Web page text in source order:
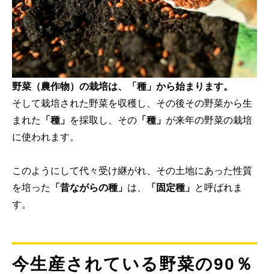
野菜（農作物）の栽培は、 「種」 から始まります。
そして栽培された野菜を収穫し、その後その野菜から生
まれた 「種」 を採取し、その 「種」 が来年の野菜の栽培
に使われます。
このようにして代々受け継がれ、その土地にあった性質
を培った 「昔ながらの種」 は、 「固定種」 と呼ばれま
す。
今生産されている野菜の90％